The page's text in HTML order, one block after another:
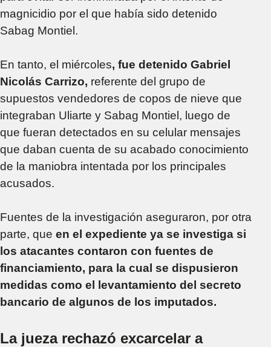
magnicidio por el que había sido detenido
Sabag Montiel.
En tanto, el miércoles, fue detenido Gabriel
Nicolás Carrizo, referente del grupo de
supuestos vendedores de copos de nieve que
integraban Uliarte y Sabag Montiel, luego de
que fueran detectados en su celular mensajes
que daban cuenta de su acabado conocimiento
de la maniobra intentada por los principales
acusados.
Fuentes de la investigación aseguraron, por otra
parte, que en el expediente ya se investiga si
los atacantes contaron con fuentes de
financiamiento, para la cual se dispusieron
medidas como el levantamiento del secreto
bancario de algunos de los imputados.
La jueza rechazó excarcelar a